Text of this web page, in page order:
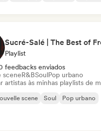
Sucré-Salé | The Best of
Playlist
feedbacks enviados
sceneR&BSoulPop urbano
artistas às minhas playlists de
scene Soul Pop urbano